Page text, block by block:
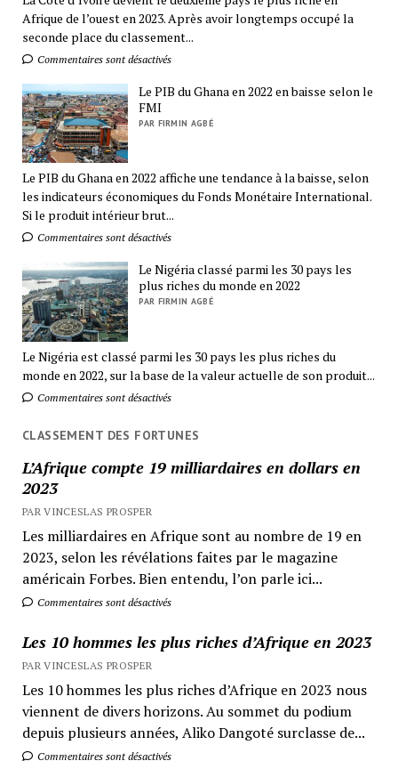
Afrique de l’ouest en 2023. Après avoir longtemps occupé la
seconde place du classement...
Commentaires sont désactivés
Le PIB du Ghana en 2022 en baisse selon le
FMI
PAR FIRMIN AGBÉ
Le PIB du Ghana en 2022 affiche une tendance à la baisse, selon
les indicateurs économiques du Fonds Monétaire International.
Si le produit intérieur brut...
Commentaires sont désactivés
Le Nigéria classé parmi les 30 pays les
plus riches du monde en 2022
PAR FIRMIN AGBÉ
Le Nigéria est classé parmi les 30 pays les plus riches du
monde en 2022, sur la base de la valeur actuelle de son produit...
Commentaires sont désactivés
CLASSEMENT DES FORTUNES
L’Afrique compte 19 milliardaires en dollars en
2023
PAR VINCESLAS PROSPER
Les milliardaires en Afrique sont au nombre de 19 en
2023, selon les révélations faites par le magazine
américain Forbes. Bien entendu, l’on parle ici...
Commentaires sont désactivés
Les 10 hommes les plus riches d’Afrique en 2023
PAR VINCESLAS PROSPER
Les 10 hommes les plus riches d’Afrique en 2023 nous
viennent de divers horizons. Au sommet du podium
depuis plusieurs années, Aliko Dangoté surclasse de...
Commentaires sont désactivés